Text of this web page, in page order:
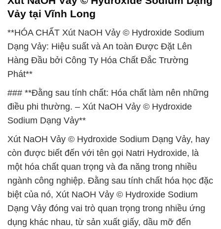
Vảy tại Vĩnh Long
**HÓA CHẤT Xút NaOH Vảy © Hydroxide Sodium
Dạng Vảy: Hiệu suất và An toàn Được Đặt Lên
Hàng Đầu bởi Công Ty Hóa Chất Đắc Trường
Phát**
### **Đằng sau tính chất: Hóa chất làm nên những
điều phi thường. – Xút NaOH Vảy © Hydroxide
Sodium Dạng Vảy**
Xút NaOH Vảy © Hydroxide Sodium Dạng Vảy, hay
còn được biết đến với tên gọi Natri Hydroxide, là
một hóa chất quan trọng và đa năng trong nhiều
ngành công nghiệp. Đằng sau tính chất hóa học đặc
biệt của nó, Xút NaOH Vảy © Hydroxide Sodium
Dạng Vảy đóng vai trò quan trọng trong nhiều ứng
dụng khác nhau, từ sản xuất giấy, dầu mỡ đến